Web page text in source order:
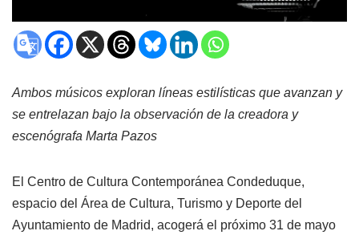
Ambos músicos exploran líneas estilísticas que avanzan y
se entrelazan bajo la observación de la creadora y
escenógrafa Marta Pazos
El Centro de Cultura Contemporánea Condeduque,
espacio del Área de Cultura, Turismo y Deporte del
Ayuntamiento de Madrid, acogerá el próximo 31 de mayo